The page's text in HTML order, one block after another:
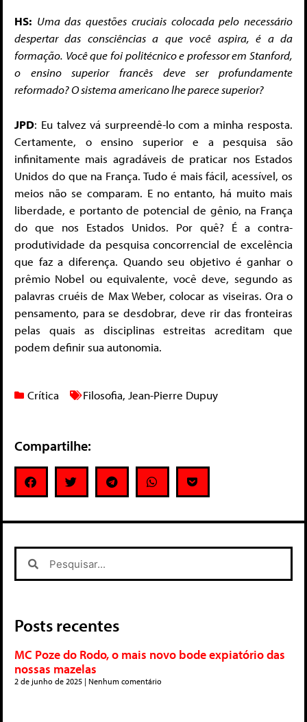
HS: Uma das questões cruciais colocada pelo necessário
despertar das consciências a que você aspira, é a da
formação. Você que foi politécnico e professor em Stanford,
o ensino superior francês deve ser profundamente
reformado? O sistema americano lhe parece superior?
JPD: Eu talvez vá surpreendê-lo com a minha resposta.
Certamente, o ensino superior e a pesquisa são
infinitamente mais agradáveis de praticar nos Estados
Unidos do que na França. Tudo é mais fácil, acessível, os
meios não se comparam. E no entanto, há muito mais
liberdade, e portanto de potencial de gênio, na França
do que nos Estados Unidos. Por quê? É a contra-
produtividade da pesquisa concorrencial de excelência
que faz a diferença. Quando seu objetivo é ganhar o
prêmio Nobel ou equivalente, você deve, segundo as
palavras cruéis de Max Weber, colocar as viseiras. Ora o
pensamento, para se desdobrar, deve rir das fronteiras
pelas quais as disciplinas estreitas acreditam que
podem definir sua autonomia.
Crítica Filosofia, Jean-Pierre Dupuy
Compartilhe:
Posts recentes
MC Poze do Rodo, o mais novo bode expiatório das
nossas mazelas
2 de junho de 2025 Nenhum comentário